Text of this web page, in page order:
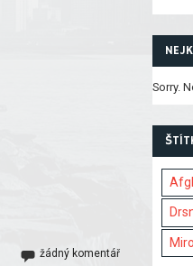
žádný komentář
Sorry.